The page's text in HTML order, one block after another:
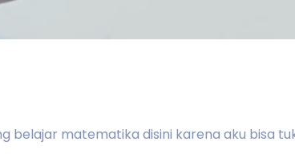
belajar matematika disini karena aku bisa